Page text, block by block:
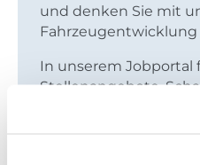
und denken Sie mit
In unserem Jobportal
Stellenangebote.